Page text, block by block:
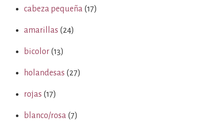
cabeza pequeña (17)
amarillas (24)
bicolor (13)
holandesas (27)
rojas (17)
blanco/rosa (7)